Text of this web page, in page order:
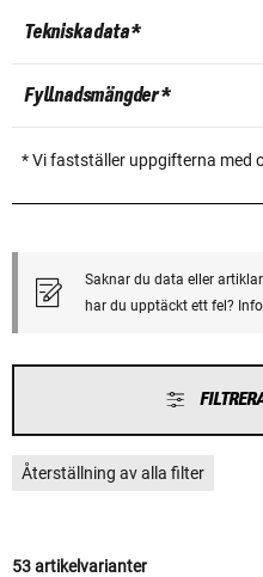
Tekniska data *
Fyllnadsmängder *
* Vi fastställer uppgifterna med
Saknar du data eller
har du upptäckt ett fel?
Återställning av alla filter
53 artikelvarianter